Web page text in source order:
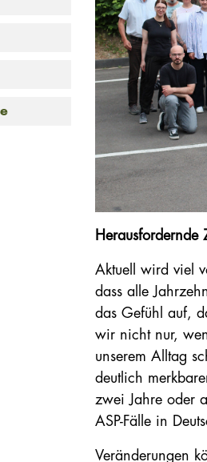
Herausfordernde
Aktuell wird viel
dass alle
das Gefühl auf,
wir nicht nur,
unserem Alltag
deutlich
zwei Jahre oder
ASP-Fälle in
Veränderungen